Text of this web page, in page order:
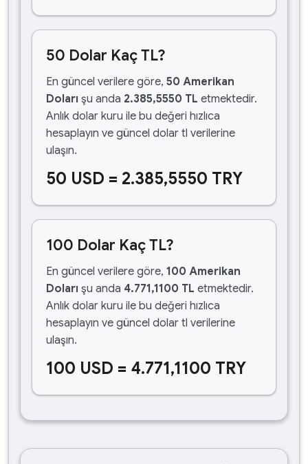
50 Dolar Kaç TL?
En güncel verilere göre, 50 Amerikan
Doları şu anda 2.385,5550 TL etmektedir.
Anlık dolar kuru ile bu değeri hızlıca
hesaplayın ve güncel dolar tl verilerine
ulaşın.
50 USD = 2.385,5550 TRY
100 Dolar Kaç TL?
En güncel verilere göre, 100 Amerikan
Doları şu anda 4.771,1100 TL etmektedir.
Anlık dolar kuru ile bu değeri hızlıca
hesaplayın ve güncel dolar tl verilerine
ulaşın.
100 USD = 4.771,1100 TRY